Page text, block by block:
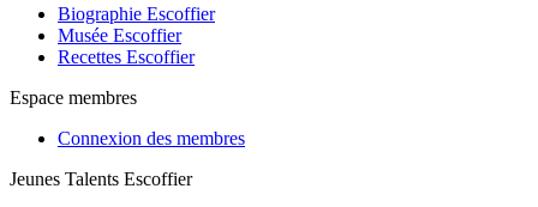
Biographie Escoffier
Musée Escoffier
Recettes Escoffier
Espace membres
Connexion des membres
Jeunes Talents Escoffier